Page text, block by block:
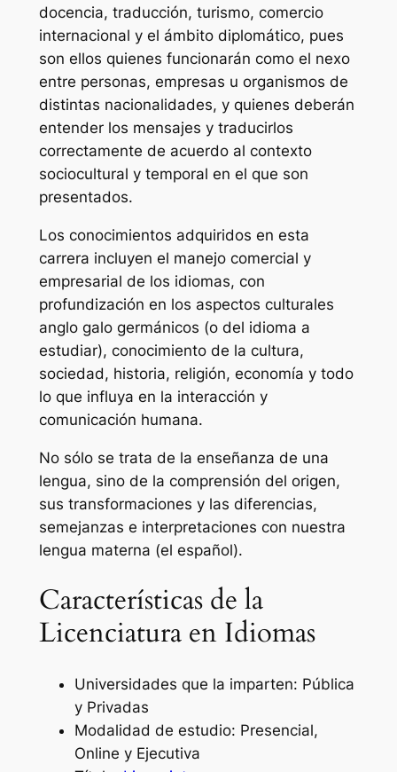
docencia, traducción, turismo, comercio
internacional y el ámbito diplomático, pues
son ellos quienes funcionarán como el nexo
entre personas, empresas u organismos de
distintas nacionalidades, y quienes deberán
entender los mensajes y traducirlos
correctamente de acuerdo al contexto
sociocultural y temporal en el que son
presentados.
Los conocimientos adquiridos en esta
carrera incluyen el manejo comercial y
empresarial de los idiomas, con
profundización en los aspectos culturales
anglo galo germánicos (o del idioma a
estudiar), conocimiento de la cultura,
sociedad, historia, religión, economía y todo
lo que influya en la interacción y
comunicación humana.
No sólo se trata de la enseñanza de una
lengua, sino de la comprensión del origen,
sus transformaciones y las diferencias,
semejanzas e interpretaciones con nuestra
lengua materna (el español).
Características de la
Licenciatura en Idiomas
Universidades que la imparten: Pública
y Privadas
Modalidad de estudio: Presencial,
Online y Ejecutiva